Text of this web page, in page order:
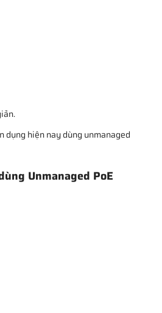
dụng hiện nay dùng unmanaged
Unmanaged PoE